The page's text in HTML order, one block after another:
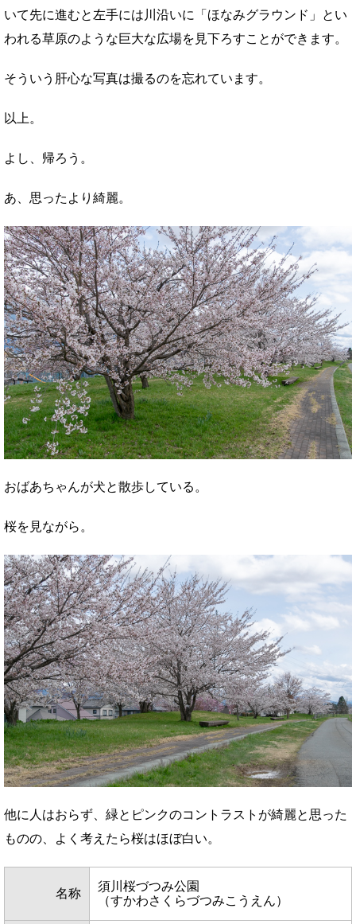
いて先に進むと左手には川沿いに「ほなみグラウンド」とい
われる草原のような巨大な広場を見下ろすことができます。
そういう肝心な写真は撮るのを忘れています。
以上。
よし、帰ろう。
あ、思ったより綺麗。
おばあちゃんが犬と散歩している。
桜を見ながら。
他に人はおらず、緑とピンクのコントラストが綺麗と思った
ものの、よく考えたら桜はほぼ白い。
名称
須川桜づつみ公園
（すかわさくらづつみこうえん）